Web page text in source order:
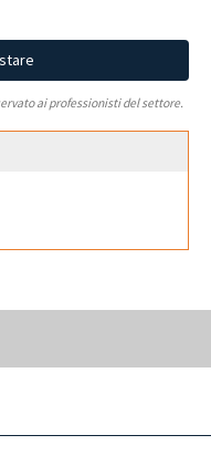
ai professionisti del settore.